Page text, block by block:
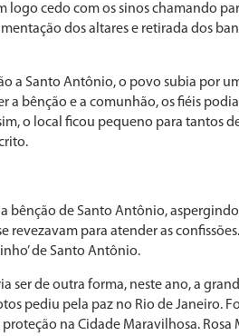
cedo com os sinos chamando
dos altares e retirada dos
a Santo Antônio, o povo subia por
a bênção e a comunhão, os fiéis
o local ficou pequeno para tantos
bênção de Santo Antônio,
para atender as
de Santo Antônio.
ser de outra forma, neste ano, a
pediu pela paz no Rio de Janeiro.
na Cidade Maravilhosa. Rosa